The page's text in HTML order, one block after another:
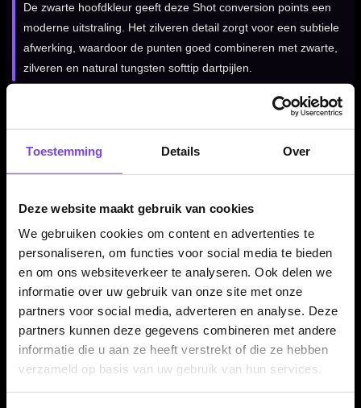
Toestemming Details Over
Deze website maakt gebruik van cookies
We gebruiken cookies om content en advertenties te
personaliseren, om functies voor social media te bieden
en om ons websiteverkeer te analyseren. Ook delen we
informatie over uw gebruik van onze site met onze
partners voor social media, adverteren en analyse. Deze
partners kunnen deze gegevens combineren met andere
informatie die u aan ze heeft verstrekt of die ze hebben
verzameld op basis van uw gebruik van hun services.
De zwarte hoofdkleur geeft deze Shot conversion points een
moderne uitstraling. Het zilveren detail zorgt voor een subtiele
afwerking, waardoor de punten goed combineren met zwarte,
zilveren en natural tungsten softtip dartpijlen.
Shot conversion points per set van 3 stuks
De Shot Tactra Conversion Points worden geleverd per set
van drie punten. Daarmee heb je direct genoeg conversion
punten zijn bedoeld voor softtip darts met een passende
schroefdraad.
Kenmerken van de Shot Tactra Conversion Points
✓ Originele Shot conversion points
✓ Voor het omzetten van softtip darts naar stalen punten
✓ Lengte van 34 mm
✓ Smooth griptype